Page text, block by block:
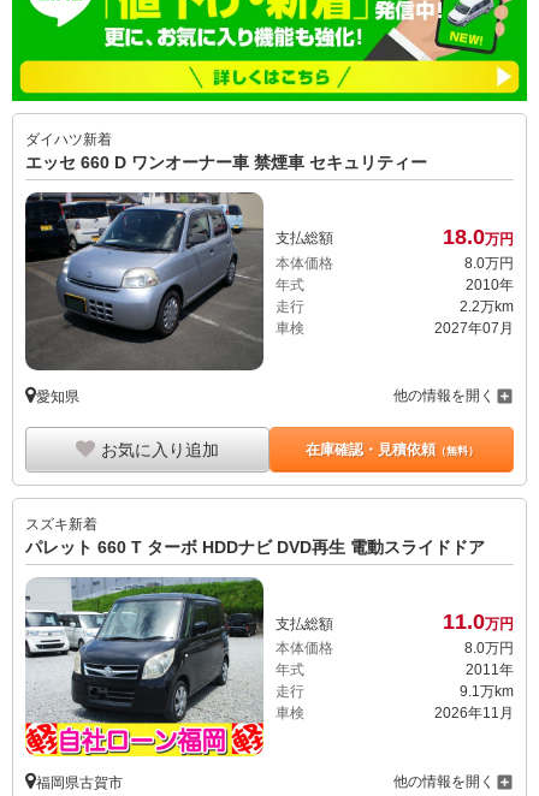
ダイハツ新着
エッセ 660 D ワンオーナー車 禁煙車 セキュリティー
支払総額 18.0万円
本体価格
8. 0万円
年式
2010年
走行
2.2万km
車検
2027年07月
愛知県 他の情報を開く
お気に入り追加 在庫確認・見積依頼（無料）
スズキ新着
パレット 660 T ターボ HDDナビ DVD再生 電動スライドドア
支払総額 11.0万円
本体価格
8.0万円
年式
2011年
走行
9.1万km
車検
2026年11月
福岡県古賀市 他の情報を開く